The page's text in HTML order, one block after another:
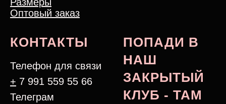
Оптовый заказ
КОНТАКТЫ
Телефон для связи
+ 7 991 559 55 66
Телеграм
ПОПАДИ В
НАШ
ЗАКРЫТЫЙ
КЛУБ - ТАМ